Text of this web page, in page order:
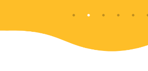
ようになりました。 お店その […]